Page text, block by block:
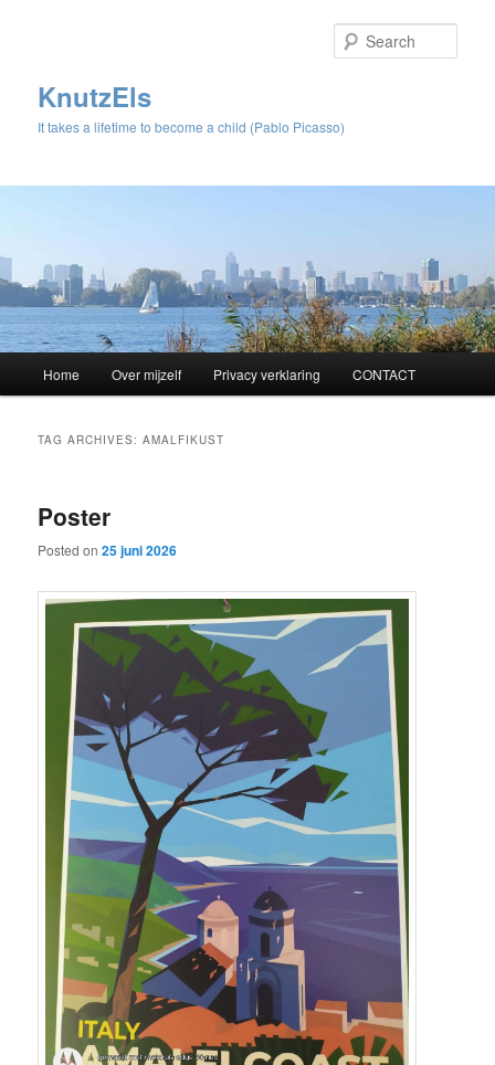
KnutzEls
It takes a lifetime to become a child (Pablo Picasso)
Skip
content
Skip
content
Home Over mijzelf Privacy verklaring CONTACT
TAG ARCHIVES:AMALFIKUST
Poster
Posted on25 juni 2026